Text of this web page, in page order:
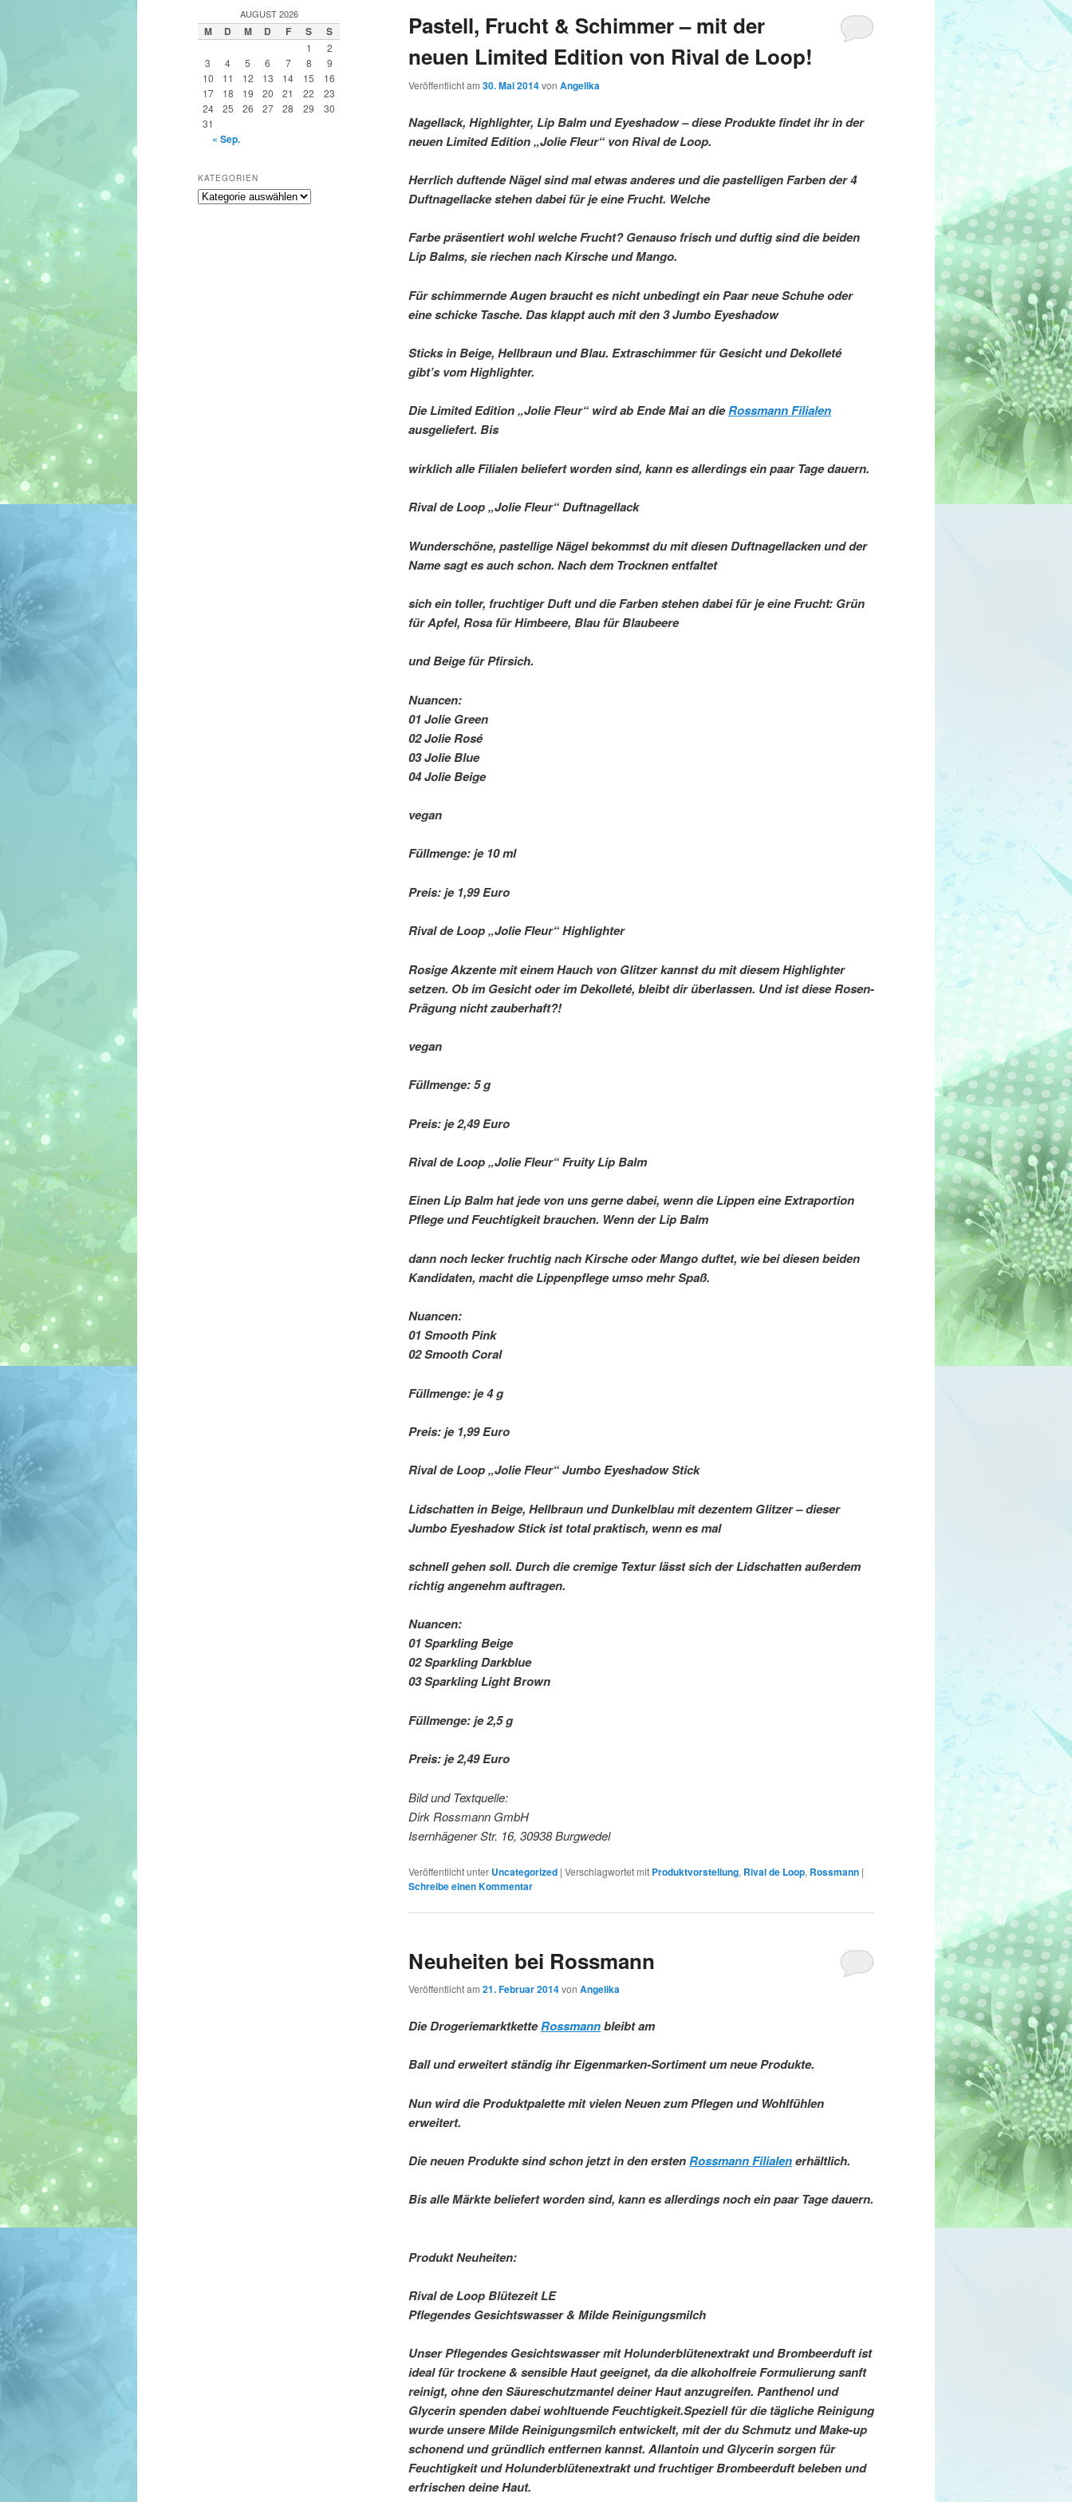
Pastell, Frucht & Schimmer – mit der
neuen Limited Edition von Rival de Loop!
Veröffentlicht am 30. Mai 2014von Angelika
Nagellack, Highlighter, Lip Balm und Eyeshadow – diese Produkte findet ihr in der
neuen Limited Edition „Jolie Fleur“ von Rival de Loop.
Herrlich duftende Nägel sind mal etwas anderes und die pastelligen Farben der 4
Duftnagellacke stehen dabei für je eine Frucht. Welche
Farbe präsentiert wohl welche Frucht? Genauso frisch und duftig sind die beiden
Lip Balms, sie riechen nach Kirsche und Mango.
Für schimmernde Augen braucht es nicht unbedingt ein Paar neue Schuhe oder
eine schicke Tasche. Das klappt auch mit den 3 Jumbo Eyeshadow
Sticks in Beige, Hellbraun und Blau. Extraschimmer für Gesicht und Dekolleté
gibt’s vom Highlighter.
Die Limited Edition „Jolie Fleur“ wird ab Ende Mai an dieRossmann Filialen
ausgeliefert. Bis
wirklich alle Filialen beliefert worden sind, kann es allerdings ein paar Tage dauern.
Rival de Loop „Jolie Fleur“ Duftnagellack
Wunderschöne, pastellige Nägel bekommst du mit diesen Duftnagellacken und der
Name sagt es auch schon. Nach dem Trocknen entfaltet
sich ein toller, fruchtiger Duft und die Farben stehen dabei für je eine Frucht: Grün
für Apfel, Rosa für Himbeere, Blau für Blaubeere
und Beige für Pfirsich.
Nuancen:
01 Jolie Green
02 Jolie Rosé
03 Jolie Blue
04 Jolie Beige
vegan
Füllmenge: je 10 ml
Preis: je 1,99 Euro
Rival de Loop „Jolie Fleur“ Highlighter
Rosige Akzente mit einem Hauch von Glitzer kannst du mit diesem Highlighter
setzen. Ob im Gesicht oder im Dekolleté, bleibt dir überlassen. Und ist diese Rosen-
Prägung nicht zauberhaft?!
vegan
Füllmenge: 5 g
Preis: je 2,49 Euro
Rival de Loop „Jolie Fleur“ Fruity Lip Balm
Einen Lip Balm hat jede von uns gerne dabei, wenn die Lippen eine Extraportion
Pflege und Feuchtigkeit brauchen. Wenn der Lip Balm
dann noch lecker fruchtig nach Kirsche oder Mango duftet, wie bei diesen beiden
Kandidaten, macht die Lippenpflege umso mehr Spaß.
Nuancen:
01 Smooth Pink
02 Smooth Coral
Füllmenge: je 4 g
Preis: je 1,99 Euro
Rival de Loop „Jolie Fleur“ Jumbo Eyeshadow Stick
Lidschatten in Beige, Hellbraun und Dunkelblau mit dezentem Glitzer – dieser
Jumbo Eyeshadow Stick ist total praktisch, wenn es mal
schnell gehen soll. Durch die cremige Textur lässt sich der Lidschatten außerdem
richtig angenehm auftragen.
Nuancen:
01 Sparkling Beige
02 Sparkling Darkblue
03 Sparkling Light Brown
Füllmenge: je 2,5 g
Preis: je 2,49 Euro
Bild und Textquelle:
Dirk Rossmann GmbH
Isernhägener Str. 16, 30938 Burgwedel
Veröffentlicht unter Uncategorized | Verschlagwortet mit Produktvorstellung, Rival de Loop, Rossmann |
Schreibe einen Kommentar
Neuheiten bei Rossmann
Veröffentlicht am 21. Februar 2014von Angelika
Die DrogeriemarktketteRossmannbleibt am
Ball und erweitert ständig ihr Eigenmarken-Sortiment um neue Produkte.
Nun wird die Produktpalette mit vielen Neuen zum Pflegen und Wohlfühlen
erweitert.
Die neuen Produkte sind schon jetzt in den erstenRossmann Filialenerhältlich.
Bis alle Märkte beliefert worden sind, kann es allerdings noch ein paar Tage dauern.
Produkt Neuheiten:
Rival de Loop Blütezeit LE
Pflegendes Gesichtswasser & Milde Reinigungsmilch
Unser Pflegendes Gesichtswasser mit Holunderblütenextrakt und Brombeerduft ist
ideal für trockene & sensible Haut geeignet, da die alkoholfreie Formulierung sanft
reinigt, ohne den Säureschutzmantel deiner Haut anzugreifen. Panthenol und
Glycerin spenden dabei wohltuende Feuchtigkeit.Speziell für die tägliche Reinigung
wurde unsere Milde Reinigungsmilch entwickelt, mit der du Schmutz und Make-up
schonend und gründlich entfernen kannst. Allantoin und Glycerin sorgen für
Feuchtigkeit und Holunderblütenextrakt und fruchtiger Brombeerduft beleben und
erfrischen deine Haut.
e
n
AUGUST 2026
M D M D F S S
1
2
3
4 5 6 7 8
9
10
11 12 13 14 15
16
17
18 19 20 21 22
23
24
25 26 27 28 29
30
31
« Sep.
KATEGORIEN
Kategorien